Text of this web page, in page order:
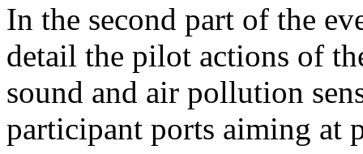
In the second part of the
detail the pilot actions of
sound and air pollution
participant ports aiming at